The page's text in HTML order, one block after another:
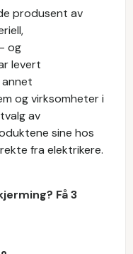
produsent av
og
levert
og virksomheter i
av
sine hos
fra elektrikere.
Få 3